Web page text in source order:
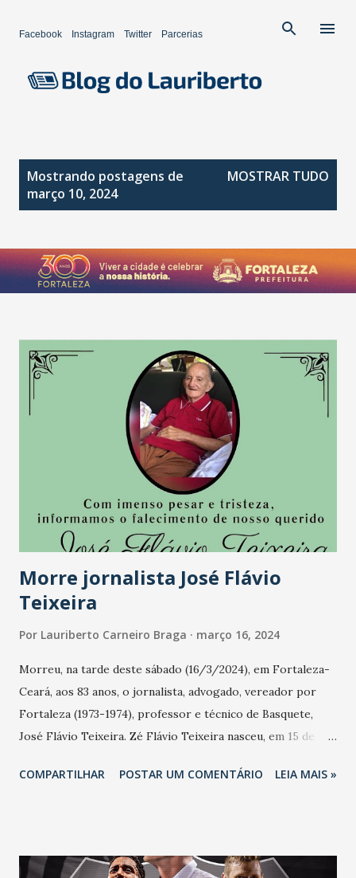
Facebook Instagram Twitter Parcerias
a
g
e
Mostrando postagens de
março 10, 2024
MOSTRAR TUDO
Morre jornalista José Flávio
Teixeira
Por Lauriberto Carneiro Braga março 16, 2024
Morreu, na tarde deste sábado (16/3/2024), em Fortaleza-
Ceará, aos 83 anos, o jornalista, advogado, vereador por
Fortaleza (1973-1974), professor e técnico de Basquete,
José Flávio Teixeira. Zé Flávio Teixeira nasceu, em 15 de
na Sala Esperança da Funerária Ternura (Rua Padre
Flávio Teixeira (centro), na festa de 79 anos, em 2019, sendo
COMPARTILHAR POSTAR UM COMENTÁRIO LEIA MAIS »